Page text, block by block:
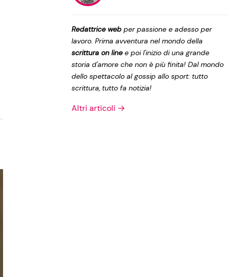
Privacy Policy
Redattrice web per passione e adesso per
lavoro. Prima avventura nel mondo della
scrittura on line e poi l'inizio di una grande
storia d'amore che non è più finita! Dal mondo
dello spettacolo al gossip allo sport: tutto
scrittura, tutto fa notizia!
Altri articoli →